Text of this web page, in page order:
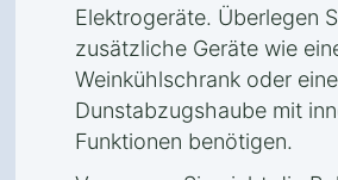
Elektrogeräte. Überlegen
zusätzliche Geräte wie
Weinkühlschrank oder eine
Dunstabzugshaube mit
Funktionen benötigen.